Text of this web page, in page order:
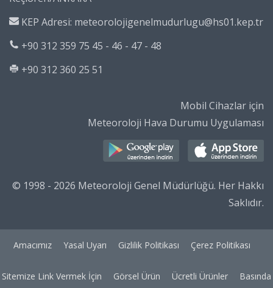
KEP Adresi: meteorolojigenelmudurlugu@hs01.kep.tr
+90 312 359 75 45 - 46 - 47 - 48
+90 312 360 25 51
Mobil Cihazlar için
Meteoroloji Hava Durumu Uygulaması
© 1998 - 2026 Meteoroloji Genel Müdürlüğü. Her Hakkı
Saklıdır.
Amacımız Yasal Uyarı Gizlilik Politikası Çerez Politikası
Sitemize Link Vermek İçin Görsel Ürün Ücretli Ürünler Basında